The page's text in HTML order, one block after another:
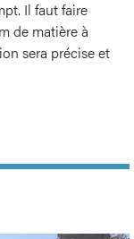
Il faut faire
de matière à
sera précise et